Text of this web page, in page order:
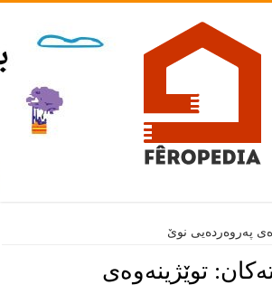
پەروەردەیی نوێ
توێژینەوەی